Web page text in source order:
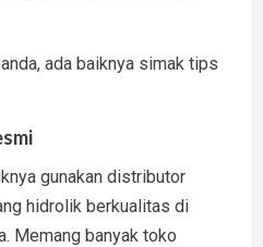
ada baiknya simak tips
gunakan distributor
hidrolik berkualitas di
Memang banyak toko